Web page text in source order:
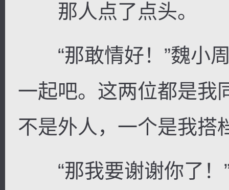
那人点了点头。
“那敢情好！”魏小周
一起吧。这两位都是我
不是外人，一个是我搭
“那我要谢谢你了！”